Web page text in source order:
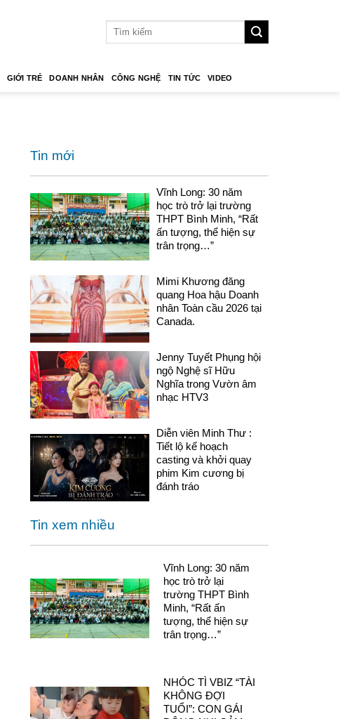
GIỚI TRẺ DOANH NHÂN CÔNG NGHỆ TIN TỨC VIDEO
Tin mới
Vĩnh Long: 30 năm
học trò trở lại trường
THPT Bình Minh, “Rất
ấn tượng, thể hiện sự
trân trọng…”
Mimi Khương đăng
quang Hoa hậu Doanh
nhân Toàn cầu 2026 tại
Canada.
Jenny Tuyết Phụng hội
ngộ Nghệ sĩ Hữu
Nghĩa trong Vườn âm
nhạc HTV3
Diễn viên Minh Thư :
Tiết lộ kế hoạch
casting và khởi quay
phim Kim cương bị
đánh tráo
Tin xem nhiều
Vĩnh Long: 30 năm
học trò trở lại
trường THPT Bình
Minh, “Rất ấn
tượng, thể hiện sự
trân trọng…”
NHÓC TÌ VBIZ “TÀI
KHÔNG ĐỢI
TUỔI”: CON GÁI